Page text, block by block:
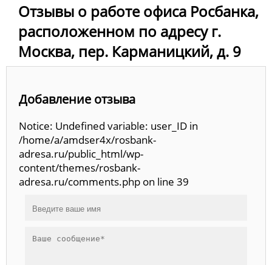
Отзывы о работе офиса Росбанка,
расположенном по адресу г.
Москва, пер. Карманицкий, д. 9
Добавление отзыва
Notice: Undefined variable: user_ID in
/home/a/amdser4x/rosbank-
adresa.ru/public_html/wp-
content/themes/rosbank-
adresa.ru/comments.php on line 39